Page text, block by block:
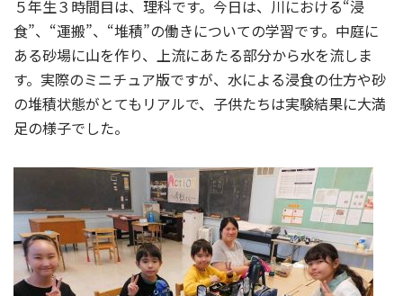
５年生３時間目は、理科です。今日は、川における“浸
食”、“運搬”、“堆積”の働きについての学習です。中庭に
ある砂場に山を作り、上流にあたる部分から水を流しま
す。実際のミニチュア版ですが、水による浸食の仕方や砂
の堆積状態がとてもリアルで、子供たちは実験結果に大満
足の様子でした。